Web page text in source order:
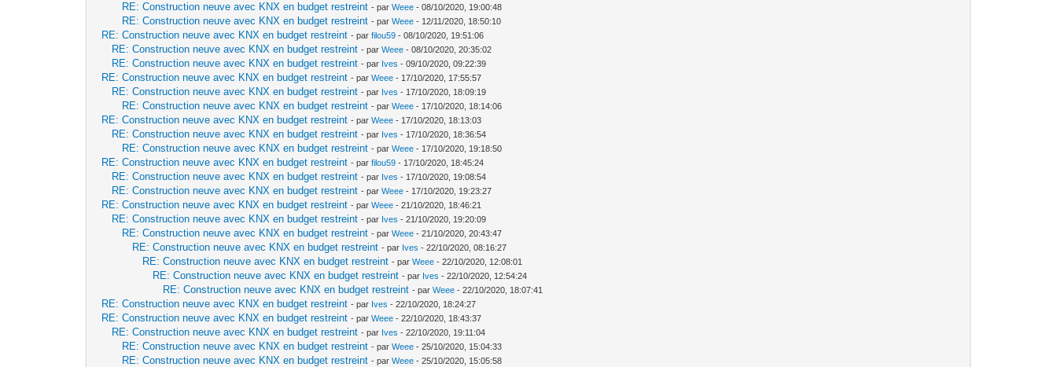
RE: Construction neuve avec KNX en budget restreint - parWeee - 08/10/2020, 19:00:48
RE: Construction neuve avec KNX en budget restreint - parWeee - 12/11/2020, 18:50:10
RE: Construction neuve avec KNX en budget restreint - parfilou59 - 08/10/2020, 19:51:06
RE: Construction neuve avec KNX en budget restreint - parWeee - 08/10/2020, 20:35:02
RE: Construction neuve avec KNX en budget restreint - par Ives - 09/10/2020, 09:22:39
RE: Construction neuve avec KNX en budget restreint - parWeee - 17/10/2020, 17:55:57
RE: Construction neuve avec KNX en budget restreint - par Ives - 17/10/2020, 18:09:19
RE: Construction neuve avec KNX en budget restreint - parWeee - 17/10/2020, 18:14:06
RE: Construction neuve avec KNX en budget restreint - parWeee - 17/10/2020, 18:13:03
RE: Construction neuve avec KNX en budget restreint - par Ives - 17/10/2020, 18:36:54
RE: Construction neuve avec KNX en budget restreint - parWeee - 17/10/2020, 19:18:50
RE: Construction neuve avec KNX en budget restreint - parfilou59 - 17/10/2020, 18:45:24
RE: Construction neuve avec KNX en budget restreint - par Ives - 17/10/2020, 19:08:54
RE: Construction neuve avec KNX en budget restreint - parWeee - 17/10/2020, 19:23:27
RE: Construction neuve avec KNX en budget restreint - parWeee - 21/10/2020, 18:46:21
RE: Construction neuve avec KNX en budget restreint - par Ives - 21/10/2020, 19:20:09
RE: Construction neuve avec KNX en budget restreint - parWeee - 21/10/2020, 20:43:47
RE: Construction neuve avec KNX en budget restreint - par Ives - 22/10/2020, 08:16:27
RE: Construction neuve avec KNX en budget restreint - parWeee - 22/10/2020, 12:08:01
RE: Construction neuve avec KNX en budget restreint - par Ives - 22/10/2020, 12:54:24
RE: Construction neuve avec KNX en budget restreint - parWeee - 22/10/2020, 18:07:41
RE: Construction neuve avec KNX en budget restreint - par Ives - 22/10/2020, 18:24:27
RE: Construction neuve avec KNX en budget restreint - parWeee - 22/10/2020, 18:43:37
RE: Construction neuve avec KNX en budget restreint - par Ives - 22/10/2020, 19:11:04
RE: Construction neuve avec KNX en budget restreint - parWeee - 25/10/2020, 15:04:33
RE: Construction neuve avec KNX en budget restreint - parWeee - 25/10/2020, 15:05:58